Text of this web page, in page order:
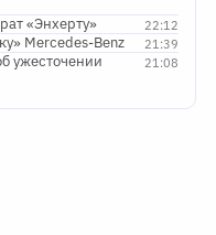
22:12
«Энхерту»
21:39
Mercedes-Benz
21:08
ужесточении